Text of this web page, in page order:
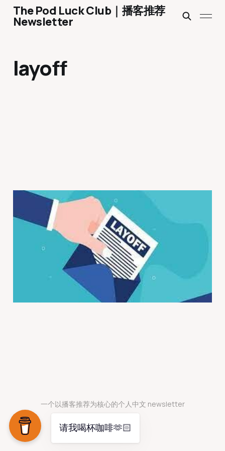
The Pod Luck Club｜播客推荐
Newsletter
layoff
Ep 1332 Anatomy of a
layoff | Planet Money
2 min read Paid
一个以播客推荐为核心的个人中文 newsletter
请我喝杯咖啡🫶🏻